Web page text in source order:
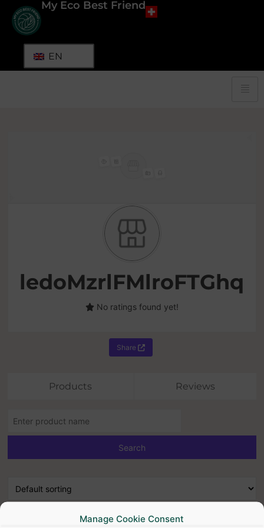
Manage Cookie Consent
My Eco Best Friend
EN
ledoMzrlFMlroFTGhq
No ratings found yet!
Share
Products Reviews